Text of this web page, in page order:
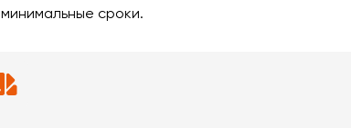
минимальные сроки.